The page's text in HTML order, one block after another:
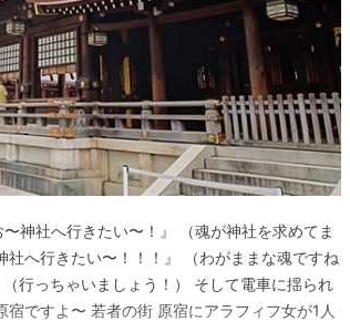
神社へ行きたい〜！』 （魂が神社を求めてま
へ行きたい〜！！！』 （わがままな魂ですね
行っちゃいましょう！） そして電車に揺られ
ですよ〜 若者の街 原宿にアラフィフ女が1人